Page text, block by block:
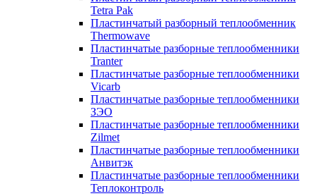
Tetra Pak
Пластинчатый разборный теплообменник
Thermowave
Пластинчатые разборные теплообменники
Tranter
Пластинчатые разборные теплообменники
Vicarb
Пластинчатые разборные теплообменники
ЗЭО
Пластинчатые разборные теплообменники
Zilmet
Пластинчатые разборные теплообменники
Анвитэк
Пластинчатые разборные теплообменники
Теплоконтроль